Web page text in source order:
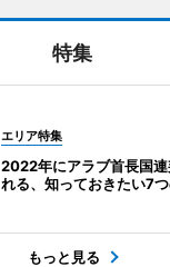
特集
エリア特集
2022年にアラブ首長国
れる、知っておきたい7
もっと見る